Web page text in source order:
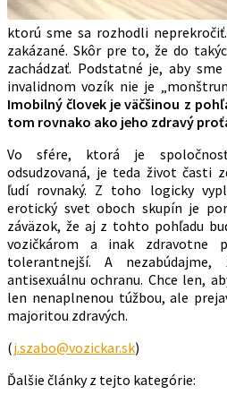
ktorú sme sa rozhodli
zakázané. Skôr pre to, že do
zachádzať. Podstatné je, aby
invalidnom vozík nie je
Imobilný človek je väčšinou z
tom rovnako ako jeho zdravý
Vo sfére, ktorá je
odsudzovaná, je teda život časti
ľudí rovnaký. Z toho logicky
erotický svet oboch skupín je
záväzok, že aj z tohto pohľadu
vozičkárom a inak zdravotne
tolerantnejší. A nezabúdajme,
antisexuálnu ochranu. Chce len,
len nenaplnenou túžbou, ale
majoritou zdravých.
(j.szabo@vozickar.sk)
Ďalšie články z tejto kategórie: